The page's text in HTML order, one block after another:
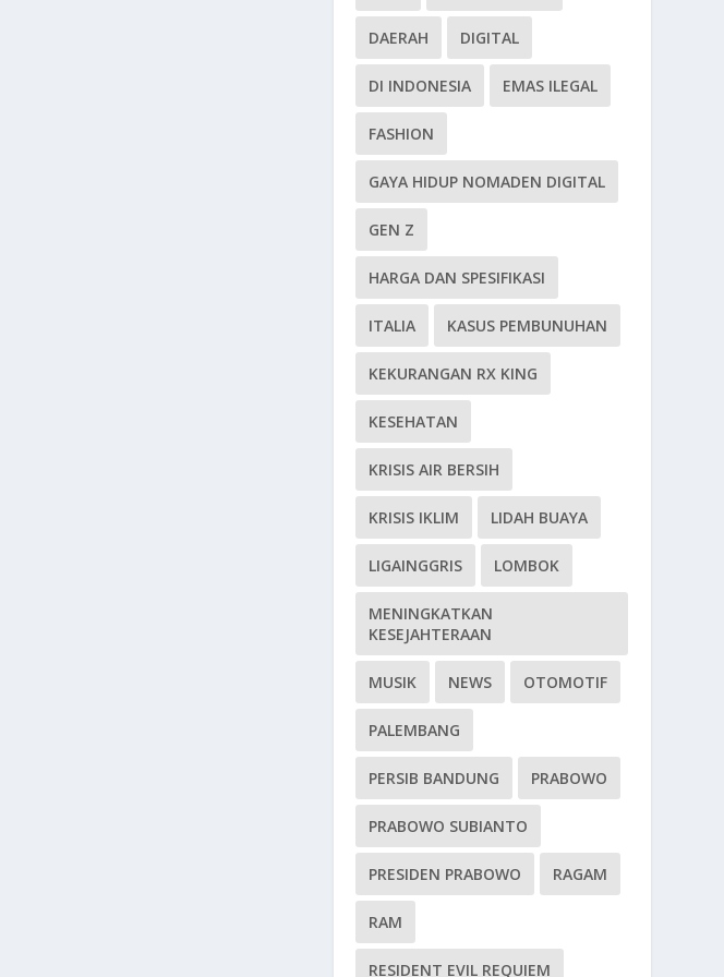
DAERAH DIGITAL
DI INDONESIA EMAS ILEGAL
FASHION
GAYA HIDUP NOMADEN DIGITAL
GEN Z
HARGA DAN SPESIFIKASI
ITALIA KASUS PEMBUNUHAN
KEKURANGAN RX KING
KESEHATAN
KRISIS AIR BERSIH
KRISIS IKLIM LIDAH BUAYA
LIGAINGGRIS LOMBOK
MENINGKATKAN
KESEJAHTERAAN
MUSIK NEWS OTOMOTIF
PALEMBANG
PERSIB BANDUNG PRABOWO
PRABOWO SUBIANTO
PRESIDEN PRABOWO RAGAM
RAM
RESIDENT EVIL REQUIEM